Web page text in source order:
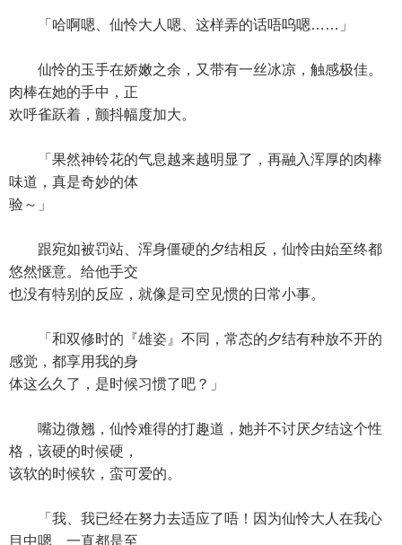
「哈啊嗯、仙怜大人嗯、这样弄的话唔呜嗯……」
仙怜的玉手在娇嫩之余，又带有一丝冰凉，触感极佳。
肉棒在她的手中，正
欢呼雀跃着，颤抖幅度加大。
「果然神铃花的气息越来越明显了，再融入浑厚的肉棒
味道，真是奇妙的体
验～」
跟宛如被罚站、浑身僵硬的夕结相反，仙怜由始至终都
悠然惬意。给他手交
也没有特别的反应，就像是司空见惯的日常小事。
「和双修时的『雄姿』不同，常态的夕结有种放不开的
感觉，都享用我的身
体这么久了，是时候习惯了吧？」
嘴边微翘，仙怜难得的打趣道，她并不讨厌夕结这个性
格，该硬的时候硬，
该软的时候软，蛮可爱的。
「我、我已经在努力去适应了唔！因为仙怜大人在我心
目中嗯、一直都是至